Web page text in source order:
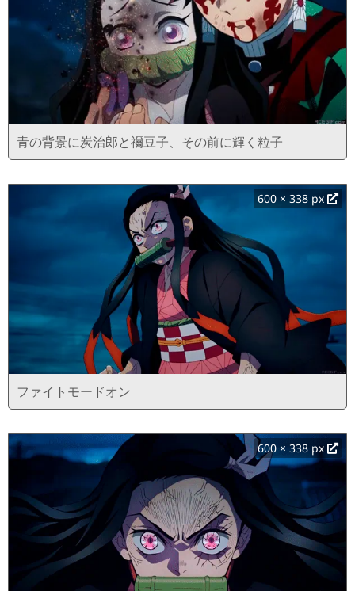
青の背景に炭治郎と禰豆子、その前に輝く粒子
600 × 338 px
ファイトモードオン
600 × 338 px